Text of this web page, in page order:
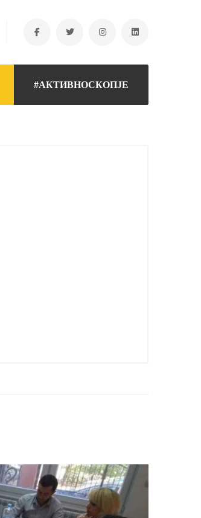
#АКТИВНОСКОПЈЕ